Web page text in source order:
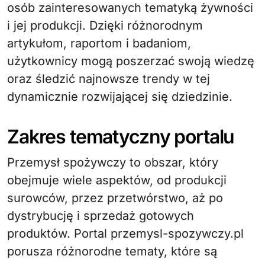
osób zainteresowanych tematyką żywności
i jej produkcji. Dzięki różnorodnym
artykułom, raportom i badaniom,
użytkownicy mogą poszerzać swoją wiedzę
oraz śledzić najnowsze trendy w tej
dynamicznie rozwijającej się dziedzinie.
Zakres tematyczny portalu
Przemysł spożywczy to obszar, który
obejmuje wiele aspektów, od produkcji
surowców, przez przetwórstwo, aż po
dystrybucję i sprzedaż gotowych
produktów. Portal przemysl-spozywczy.pl
porusza różnorodne tematy, które są